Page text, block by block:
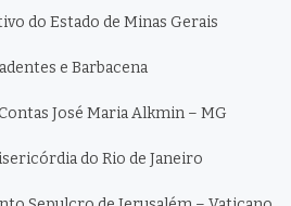
do Estado de Minas Gerais
e Barbacena
José Maria Alkmin – MG
do Rio de Janeiro